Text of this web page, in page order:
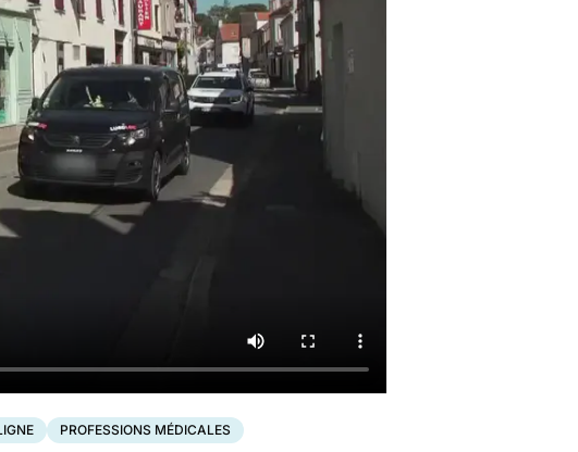
PROFESSIONS MÉDICALES